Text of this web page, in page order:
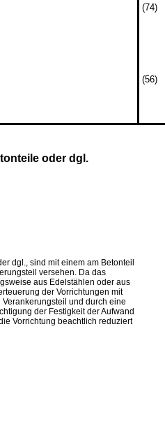
(74)
(56)
oder dgl.
dgl., sind mit einem am Betonteil
versehen. Da das
aus Edelstählen oder aus
der Vorrichtungen mit
und durch eine
der Festigkeit der Aufwand
Vorrichtung beachtlich reduziert